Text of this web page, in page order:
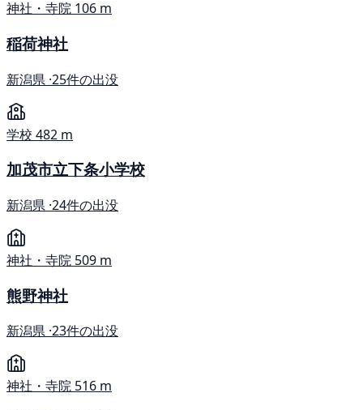
神社・寺院 106 m
稲荷神社
新潟県 ·25件の出没
学校 482 m
加茂市立下条小学校
新潟県 ·24件の出没
神社・寺院 509 m
熊野神社
新潟県 ·23件の出没
神社・寺院 516 m